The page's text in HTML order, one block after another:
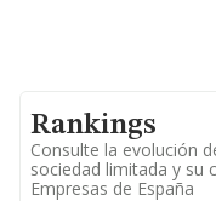
Rankings
Consulte la evolución
sociedad limitada y su
Empresas de España